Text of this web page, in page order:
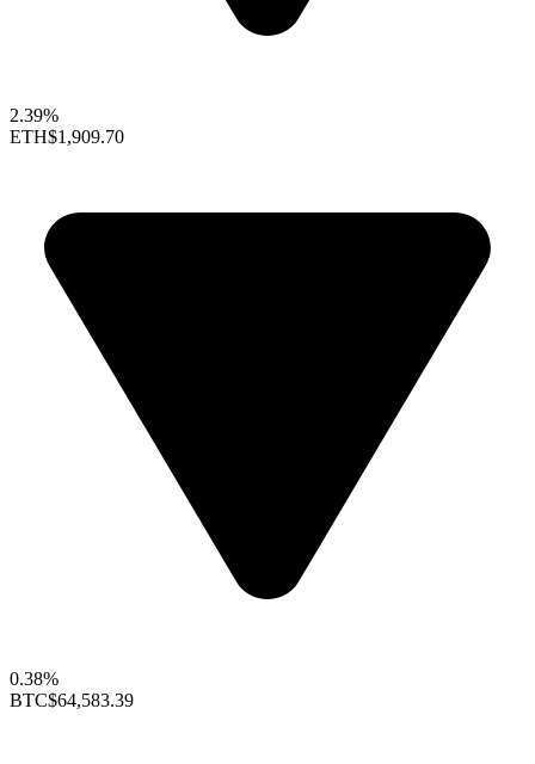
2.39%
ETH$1,909.70
0.38%
BTC$64,583.39